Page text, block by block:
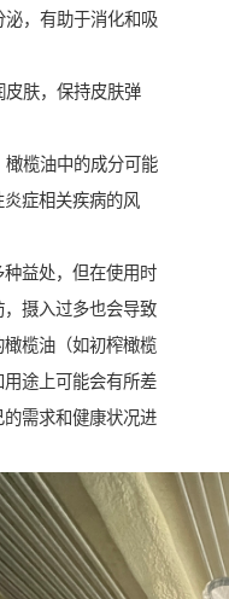
，有助于消化和吸
皮肤，保持皮肤弹
榄油中的成分可能
症相关疾病的风
益处，但在使用时
摄入过多也会导致
榄油（如初榨橄榄
途上可能会有所差
需求和健康状况进